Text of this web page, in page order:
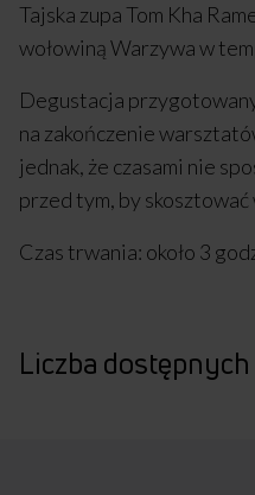
Tajska zupa Tom Kha
wołowiną Warzywa w
Degustacja
na zakończenie
jednak, że czasami nie
przed tym, by skosztować
Czas trwania: około 3
Liczba